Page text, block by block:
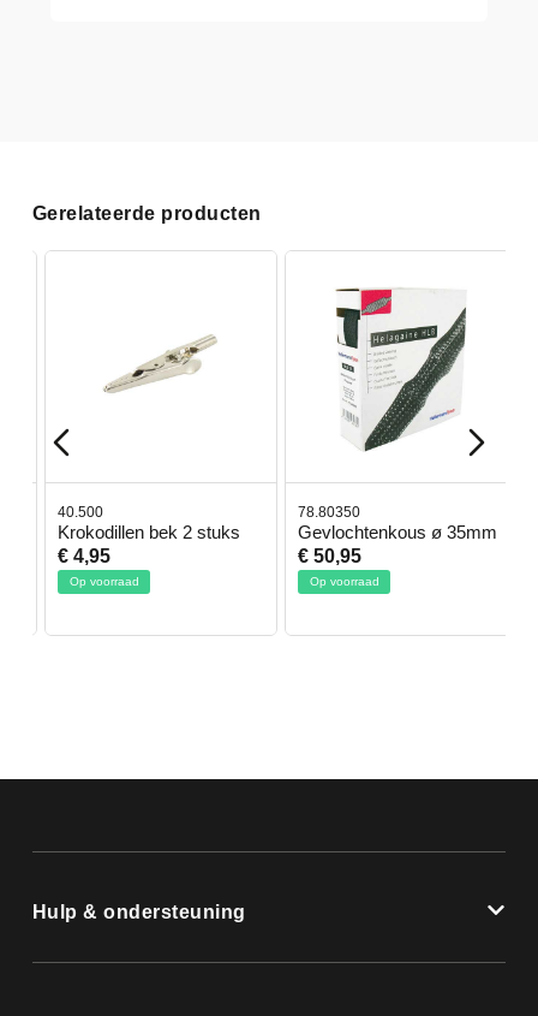
Gerelateerde producten
40.500
Krokodillen bek 2 stuks
€ 4,95
Op voorraad
78.80350
Gevlochtenkous ø 35mm
€ 50,95
Op voorraad
Hulp & ondersteuning